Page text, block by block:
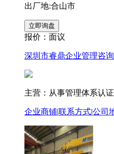
出厂地:合山市
报价： 面议
深圳市睿鼎企业管理咨
主营：从事管理体系认
企业商铺|联系方式|公司